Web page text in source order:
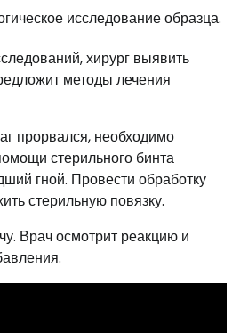
исследование образца.
хирург выявить
методы лечения
прорвался, необходимо
стерильного бинта
гной. Провести обработку
стерильную повязку.
Врач осмотрит реакцию и